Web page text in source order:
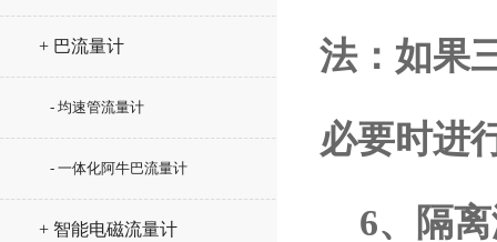
+ 巴流量计
- 均速管流量计
- 一体化阿牛巴流量计
+ 智能电磁流量计
法：如果
必要时进
6、隔离